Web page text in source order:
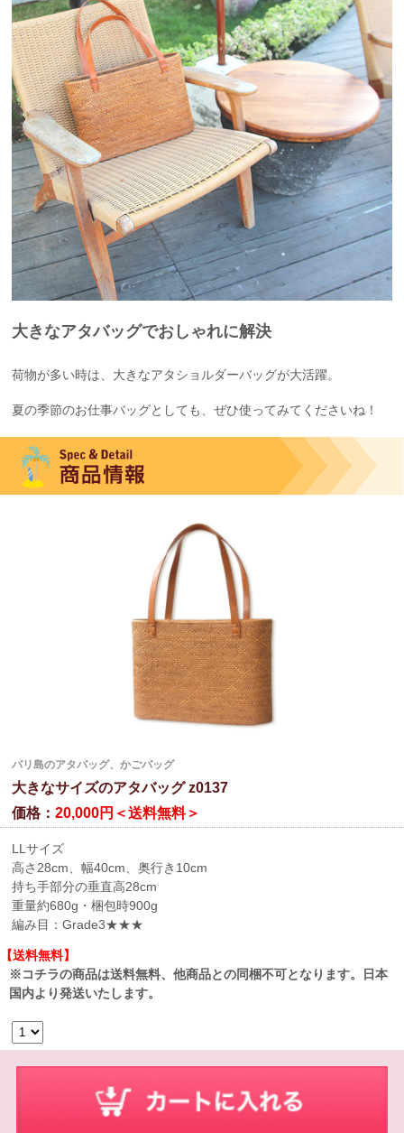
大きなアタバッグでおしゃれに解決
荷物が多い時は、大きなアタショルダーバッグが大活躍。
夏の季節のお仕事バッグとしても、ぜひ使ってみてくださいね！
バリ島のアタバッグ、かごバッグ
大きなサイズのアタバッグ z0137
価格：20,000円＜送料無料＞
LLサイズ
高さ28cm、幅40cm、奥行き10cm
持ち手部分の垂直高28cm
重量約680g・梱包時900g
編み目：Grade3★★★
【送料無料】
※コチラの商品は送料無料、他商品との同梱不可となります。日本
国内より発送いたします。